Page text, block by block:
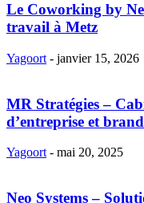
Le Coworking by
travail à Metz
Yagoort - janvier 15, 2026
MR Stratégies –
d’entreprise et
Yagoort - mai 20, 2025
Neo Systems –